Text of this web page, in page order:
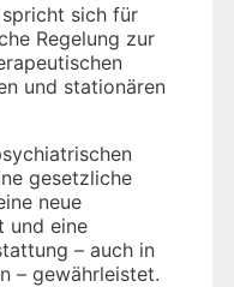
sich für
Regelung zur
und stationären
gesetzliche
neue
und eine
– auch in
– gewährleistet.